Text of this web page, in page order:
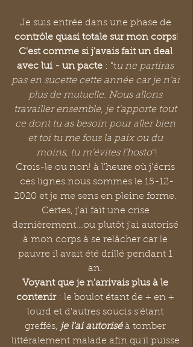
Je suis entrée dans une phase de
contrôle quasi totale sur mon corps!
C'est comme si j'avais fait un deal
avec lui - un pacte : "tu ne partiras
pas en sucette cette année car je n'ai
plus de mutuelle. Nous allons
travailler ensemble, je t'apporte tout
ce dont tu as besoin pour aller bien
et toi tu me fous la paix ou du
moins, tu m'évites l'hosto"!
Crois-le ou non! à l'heure où j'écris
ces lignes nous sommes le 15-12-
2020 et je me sens en pleine forme.
Certes, j'ai fait une crise
dernièrement...ou plutôt j'ai autorisé
à mon corps à se relâcher car le
pauvre il avait été drillé pendant 1
an.
Voyant que je n'arrivais plus à le
contenir : le boulot étant de + en +
lourd et d'autres soucis s'étant
greffés, je l'ai autorisé à tomber
littéralement malade afin qu'il puisse